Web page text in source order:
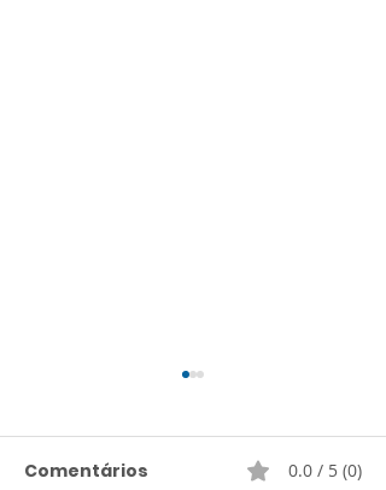
Comentários 0.0 / 5 (0)